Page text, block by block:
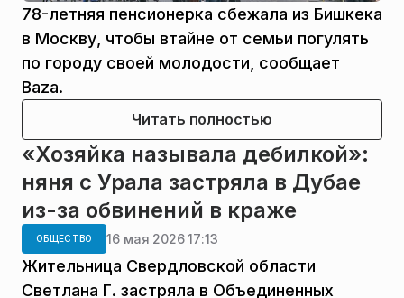
78-летняя пенсионерка сбежала из Бишкека
в Москву, чтобы втайне от семьи погулять
по городу своей молодости, сообщает
Baza.
Читать полностью
«Хозяйка называла дебилкой»:
няня с Урала застряла в Дубае
из-за обвинений в краже
ОБЩЕСТВО 16 мая 2026 17:13
Жительница Свердловской области
Светлана Г. застряла в Объединенных